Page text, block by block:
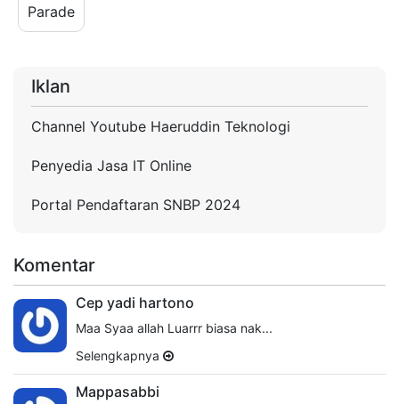
Parade
Iklan
Channel Youtube Haeruddin Teknologi
Penyedia Jasa IT Online
Portal Pendaftaran SNBP 2024
Komentar
Cep yadi hartono
Maa Syaa allah Luarrr biasa nak...
Selengkapnya
Mappasabbi